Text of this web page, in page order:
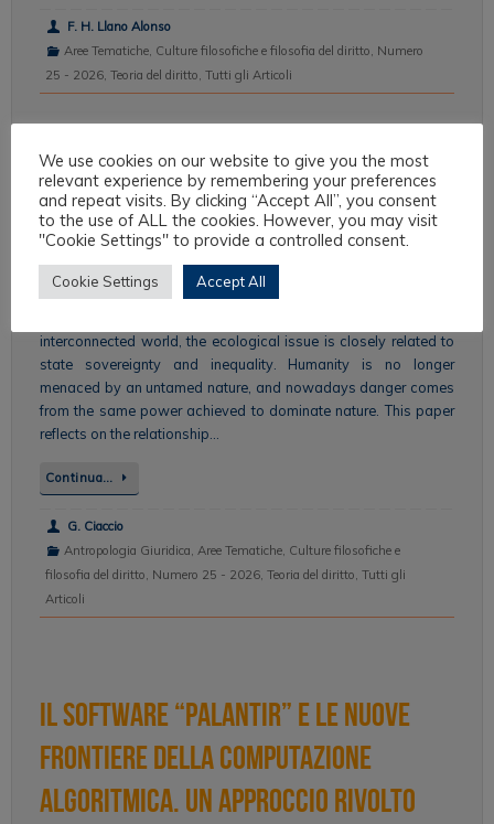
F. H. Llano Alonso
Aree Tematiche, Culture filosofiche e filosofia del diritto, Numero
25 - 2026, Teoria del diritto, Tutti gli Articoli
The Ecological Imperative: From the
Relationship of Domination to
Coexistence.
interconnected world, the ecological issue is closely related to
state sovereignty and inequality. Humanity is no longer
menaced by an untamed nature, and nowadays danger comes
from the same power achieved to dominate nature. This paper
reflects on the relationship…
Continua…
G. Ciaccio
Antropologia Giuridica, Aree Tematiche, Culture filosofiche e
filosofia del diritto, Numero 25 - 2026, Teoria del diritto, Tutti gli
Articoli
Il software “palantir” e le nuove
frontiere della computazione
algoritmica. Un approccio rivolto
We use cookies on our website to give you the most
relevant experience by remembering your preferences
and repeat visits. By clicking “Accept All”, you consent
to the use of ALL the cookies. However, you may visit
"Cookie Settings" to provide a controlled consent.
Cookie Settings Accept All